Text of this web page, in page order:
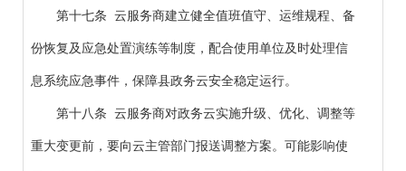
第十七条 云服务商建立健全值班值守、运维规程、备
份恢复及应急处置演练等制度，配合使用单位及时处理信
息系统应急事件，保障县政务云安全稳定运行。
第十八条 云服务商对政务云实施升级、优化、调整等
重大变更前，要向云主管部门报送调整方案。可能影响使